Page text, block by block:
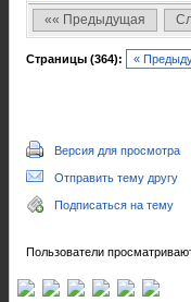
«« Предыдущая
Страницы (364): «
Версия для просмотра
Отправить тему другу
Подписаться на тему
Пользователи